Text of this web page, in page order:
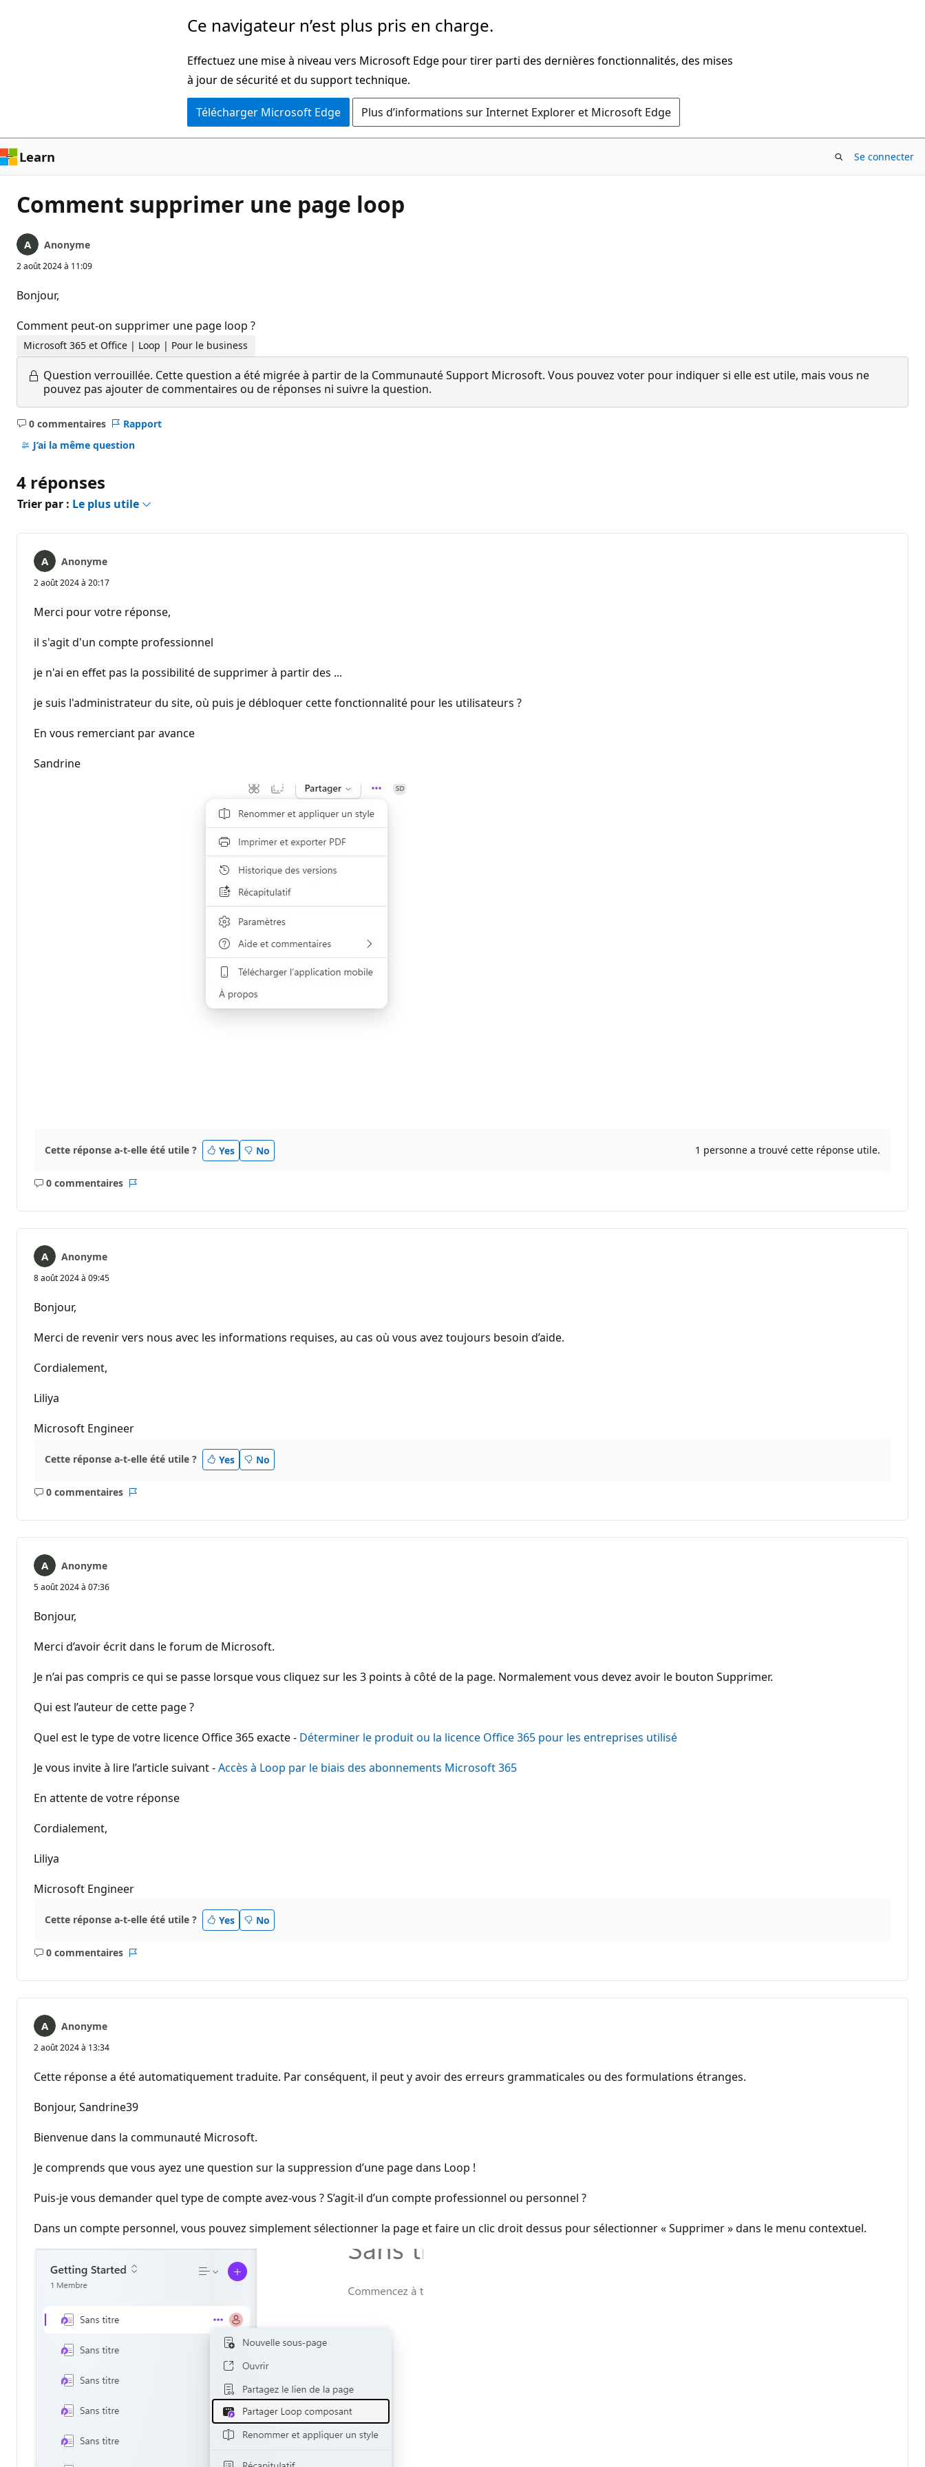
Ce navigateur n’est plus pris en charge.
Effectuez une mise à niveau vers Microsoft Edge pour tirer parti des dernières fonctionnalités, des mises
à jour de sécurité et du support technique.
Télécharger Microsoft Edge Plus d’informations sur Internet Explorer et Microsoft Edge
Learn Se connecter
Comment supprimer une page loop
Anonyme
2 août 2024 à 11:09
Bonjour,
Comment peut-on supprimer une page loop ?
Microsoft 365 et Office | Loop | Pour le business
Question verrouillée. Cette question a été migrée à partir de la Communauté Support Microsoft. Vous pouvez voter pour indiquer si elle est utile, mais vous ne
pouvez pas ajouter de commentaires ou de réponses ni suivre la question.
0 commentaires
Aucun
commentaire
Rapport
J’ai la même question
4 réponses
Trier par : Le plus utile
Anonyme
2 août 2024 à 20:17
Merci pour votre réponse,
il s'agit d'un compte professionnel
je n'ai en effet pas la possibilité de supprimer à partir des ...
je suis l'administrateur du site, où puis je débloquer cette fonctionnalité pour les utilisateurs ?
En vous remerciant par avance
Sandrine
Cette réponse a-t-elle été utile ? Yes No 1 personne a trouvé cette réponse utile.
0 commentaires
Aucun
Anonyme
8 août 2024 à 09:45
Bonjour,
Merci de revenir vers nous avec les informations requises, au cas où vous avez toujours besoin d’aide.
Cordialement,
Liliya
Microsoft Engineer
Cette réponse a-t-elle été utile ? Yes No
0 commentaires
Aucun
Anonyme
5 août 2024 à 07:36
Bonjour,
Merci d’avoir écrit dans le forum de Microsoft.
Je n’ai pas compris ce qui se passe lorsque vous cliquez sur les 3 points à côté de la page. Normalement vous devez avoir le bouton Supprimer.
Qui est l’auteur de cette page ?
Quel est le type de votre licence Office 365 exacte - Déterminer le produit ou la licence Office 365 pour les entreprises utilisé
Je vous invite à lire l’article suivant -Accès à Loop par le biais des abonnements Microsoft 365
En attente de votre réponse
Cordialement,
Liliya
Microsoft Engineer
Cette réponse a-t-elle été utile ? Yes No
0 commentaires
Aucun
Anonyme
2 août 2024 à 13:34
Cette réponse a été automatiquement traduite. Par conséquent, il peut y avoir des erreurs grammaticales ou des formulations étranges.
Bonjour, Sandrine39
Bienvenue dans la communauté Microsoft.
Je comprends que vous ayez une question sur la suppression d’une page dans Loop !
Puis-je vous demander quel type de compte avez-vous ? S’agit-il d’un compte professionnel ou personnel ?
Dans un compte personnel, vous pouvez simplement sélectionner la page et faire un clic droit dessus pour sélectionner « Supprimer » dans le menu contextuel.